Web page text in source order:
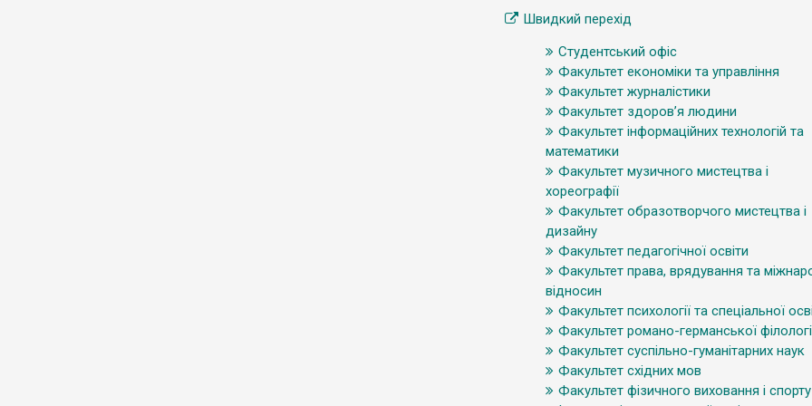
Швидкий перехід
Студентський офіс
Факультет економіки та управління
Факультет журналістики
Факультет здоров’я людини
Факультет інформаційних технологій та
математики
Факультет музичного мистецтва і
хореографії
Факультет образотворчого мистецтва і
дизайну
Факультет педагогічної освіти
Факультет права, врядування та
відносин
Факультет психології та спеціальної
Факультет романо-германської
Факультет суспільно-гуманітарних наук
Факультет східних мов
Факультет фізичного виховання і спорту